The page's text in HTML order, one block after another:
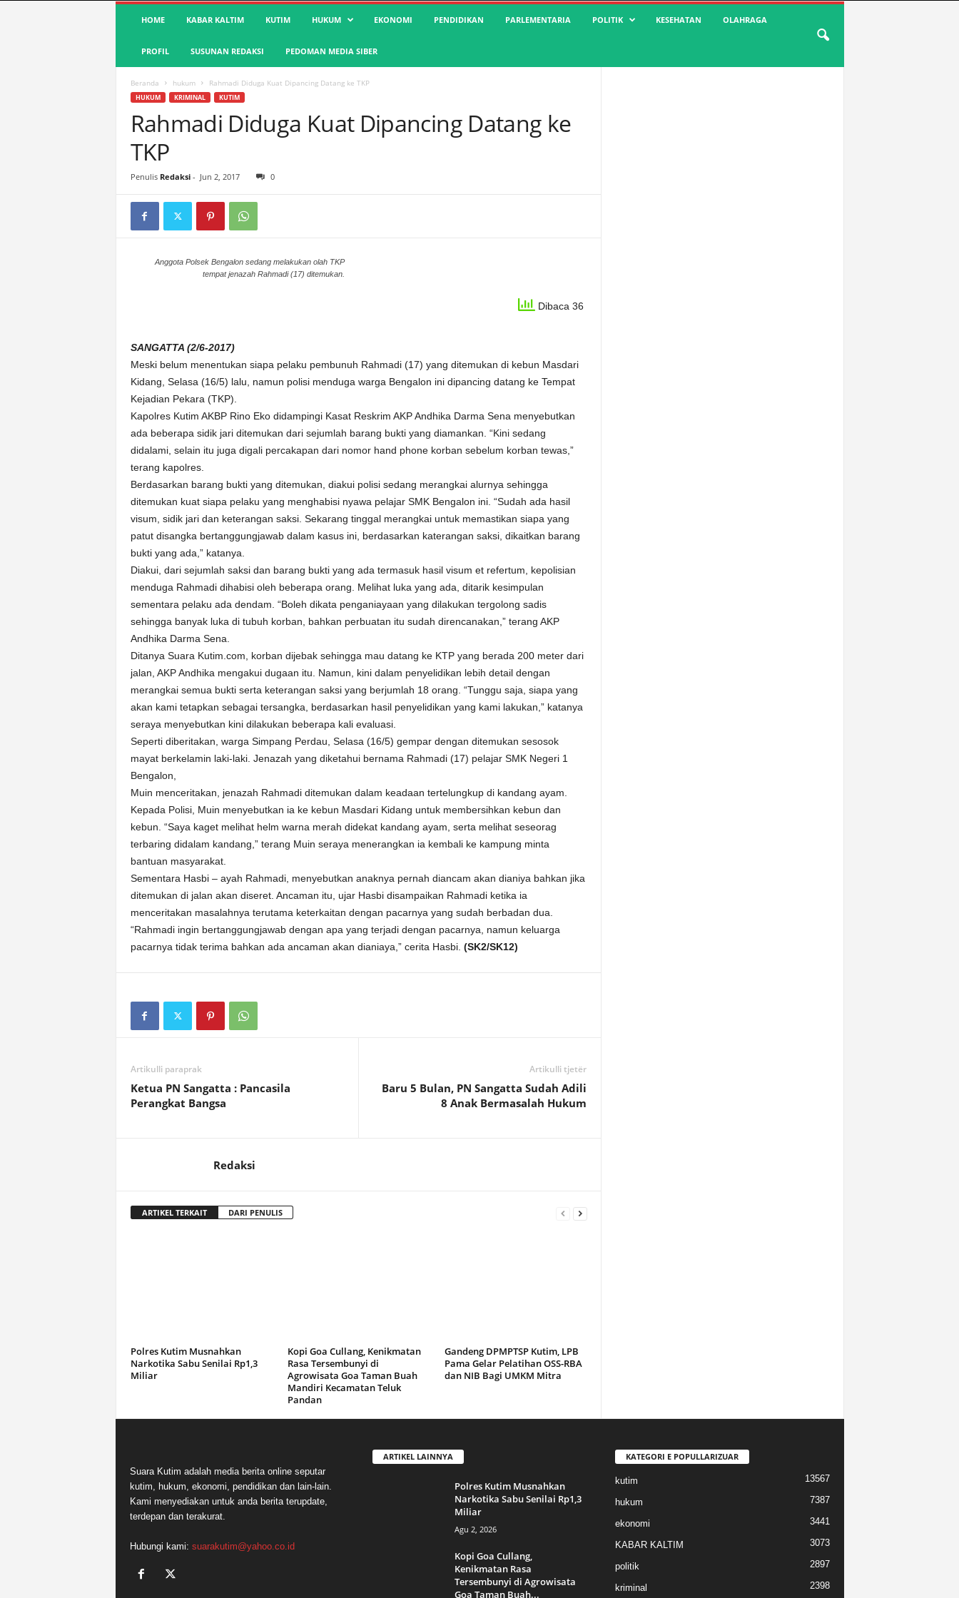
S
a
HOME KABAR KALTIM KUTIM HUKUM EKONOMI PENDIDIKAN PARLEMENTARIA POLITIK KESEHATAN OLAHRAGA
PROFIL SUSUNAN REDAKSI PEDOMAN MEDIA SIBER
Beranda hukum Rahmadi Diduga Kuat Dipancing Datang ke TKP
HUKUM KRIMINAL KUTIM
Rahmadi Diduga Kuat Dipancing Datang ke
TKP
Penulis Redaksi- Jun 2, 2017 0
Anggota Polsek Bengalon sedang melakukan olah TKP
tempat jenazah Rahmadi (17) ditemukan.
Dibaca 36
SANGATTA (2/6-2017)
Meski belum menentukan siapa pelaku pembunuh Rahmadi (17) yang ditemukan di kebun Masdari
Kidang, Selasa (16/5) lalu, namun polisi menduga warga Bengalon ini dipancing datang ke Tempat
Kejadian Pekara (TKP).
Kapolres Kutim AKBP Rino Eko didampingi Kasat Reskrim AKP Andhika Darma Sena menyebutkan
ada beberapa sidik jari ditemukan dari sejumlah barang bukti yang diamankan. “Kini sedang
didalami, selain itu juga digali percakapan dari nomor hand phone korban sebelum korban tewas,”
terang kapolres.
Berdasarkan barang bukti yang ditemukan, diakui polisi sedang merangkai alurnya sehingga
ditemukan kuat siapa pelaku yang menghabisi nyawa pelajar SMK Bengalon ini. “Sudah ada hasil
visum, sidik jari dan keterangan saksi. Sekarang tinggal merangkai untuk memastikan siapa yang
patut disangka bertanggungjawab dalam kasus ini, berdasarkan katerangan saksi, dikaitkan barang
bukti yang ada,” katanya.
Diakui, dari sejumlah saksi dan barang bukti yang ada termasuk hasil visum et refertum, kepolisian
menduga Rahmadi dihabisi oleh beberapa orang. Melihat luka yang ada, ditarik kesimpulan
sementara pelaku ada dendam. “Boleh dikata penganiayaan yang dilakukan tergolong sadis
sehingga banyak luka di tubuh korban, bahkan perbuatan itu sudah direncanakan,” terang AKP
Andhika Darma Sena.
Ditanya Suara Kutim.com, korban dijebak sehingga mau datang ke KTP yang berada 200 meter dari
jalan, AKP Andhika mengakui dugaan itu. Namun, kini dalam penyelidikan lebih detail dengan
merangkai semua bukti serta keterangan saksi yang berjumlah 18 orang. “Tunggu saja, siapa yang
akan kami tetapkan sebagai tersangka, berdasarkan hasil penyelidikan yang kami lakukan,” katanya
seraya menyebutkan kini dilakukan beberapa kali evaluasi.
Seperti diberitakan, warga Simpang Perdau, Selasa (16/5) gempar dengan ditemukan sesosok
mayat berkelamin laki-laki. Jenazah yang diketahui bernama Rahmadi (17) pelajar SMK Negeri 1
Bengalon,
Muin menceritakan, jenazah Rahmadi ditemukan dalam keadaan tertelungkup di kandang ayam.
Kepada Polisi, Muin menyebutkan ia ke kebun Masdari Kidang untuk membersihkan kebun dan
kebun. “Saya kaget melihat helm warna merah didekat kandang ayam, serta melihat seseorag
terbaring didalam kandang,” terang Muin seraya menerangkan ia kembali ke kampung minta
bantuan masyarakat.
Sementara Hasbi – ayah Rahmadi, menyebutkan anaknya pernah diancam akan dianiya bahkan jika
ditemukan di jalan akan diseret. Ancaman itu, ujar Hasbi disampaikan Rahmadi ketika ia
menceritakan masalahnya terutama keterkaitan dengan pacarnya yang sudah berbadan dua.
“Rahmadi ingin bertanggungjawab dengan apa yang terjadi dengan pacarnya, namun keluarga
pacarnya tidak terima bahkan ada ancaman akan dianiaya,” cerita Hasbi. (SK2/SK12)
Artikulli paraprak
Ketua PN Sangatta : Pancasila
Perangkat Bangsa
Artikulli tjetër
Baru 5 Bulan, PN Sangatta Sudah Adili
8 Anak Bermasalah Hukum
Redaksi
ARTIKEL TERKAIT DARI PENULIS
Polres Kutim Musnahkan
Narkotika Sabu Senilai Rp1,3
Miliar
Kopi Goa Cullang, Kenikmatan
Rasa Tersembunyi di
Agrowisata Goa Taman Buah
Mandiri Kecamatan Teluk
Pandan
Gandeng DPMPTSP Kutim, LPB
Pama Gelar Pelatihan OSS-RBA
dan NIB Bagi UMKM Mitra
Suara Kutim adalah media berita online seputar
kutim, hukum, ekonomi, pendidikan dan lain-lain.
Kami menyediakan untuk anda berita terupdate,
terdepan dan terakurat.
Hubungi kami: suarakutim@yahoo.co.id
ARTIKEL LAINNYA
Polres Kutim Musnahkan
Narkotika Sabu Senilai Rp1,3
Miliar
Agu 2, 2026
Kopi Goa Cullang,
Kenikmatan Rasa
Tersembunyi di Agrowisata
Goa Taman Buah...
KATEGORI E POPULLARIZUAR
kutim 13567
hukum 7387
ekonomi 3441
KABAR KALTIM 3073
politik 2897
kriminal 2398